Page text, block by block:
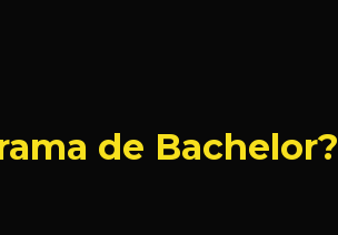
de Bachelor?